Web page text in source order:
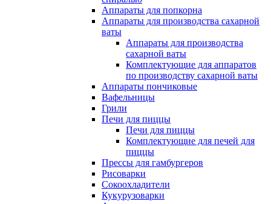
Аппараты для попкорна
Аппараты для производства сахарной
ваты
Аппараты для производства
сахарной ваты
Комплектующие для аппаратов
по производству сахарной ваты
Аппараты пончиковые
Вафельницы
Грили
Печи для пиццы
Печи для пиццы
Комплектующие для печей для
пиццы
Прессы для гамбургеров
Рисоварки
Сокоохладители
Кукурузоварки